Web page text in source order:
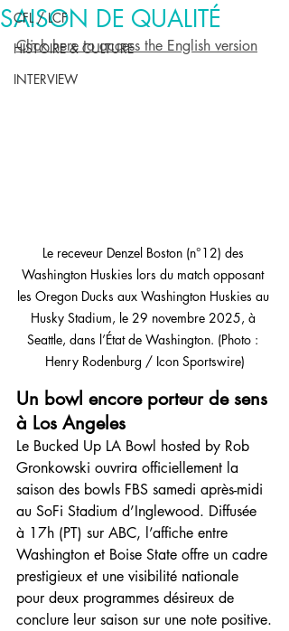
CFL / LCF
HISTOIRE & CULTURE
INTERVIEW
SAISON DE QUALITÉ
Click here to access the English version
Le receveur Denzel Boston (n°12) des
Washington Huskies lors du match opposant
les Oregon Ducks aux Washington Huskies au
Husky Stadium, le 29 novembre 2025, à
Seattle, dans l’État de Washington. (Photo :
Henry Rodenburg / Icon Sportswire)
Un bowl encore porteur de sens
à Los Angeles
Le Bucked Up LA Bowl hosted by Rob
Gronkowski ouvrira officiellement la
saison des bowls FBS samedi après-midi
au SoFi Stadium d’Inglewood. Diffusée
à 17h (PT) sur ABC, l’affiche entre
Washington et Boise State offre un cadre
prestigieux et une visibilité nationale
pour deux programmes désireux de
conclure leur saison sur une note positive.